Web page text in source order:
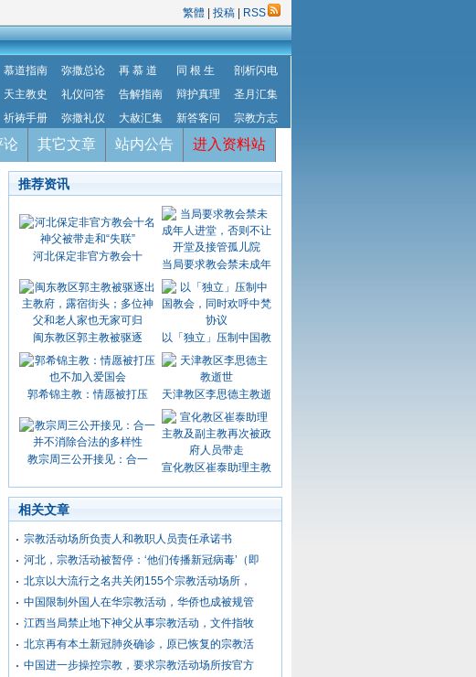
繁體 投稿 RSS
慕道指南 弥撒总论 再 慕 道 同 根 生
剖析闪电
天主教史 礼仪问答 告解指南 辩护真理
圣月汇集
祈祷手册 弥撒礼仪 大赦汇集 新答客问 宗教方志
论 其它文章 站内公告 进入资料站
推荐资讯
河北保定非官方教会十
当局要求教会禁未成年
闽东教区郭主教被驱逐 以「独立」压制中国教
郭希锦主教：情愿被打压 天津教区李思德主教逝
教宗周三公开接见：合一
宣化教区崔泰助理主教
相关文章
宗教活动场所负责人和教职人员责任承诺书
河北，宗教活动被暂停：‘他们传播新冠病毒’（即
北京以大流行之名共关闭155个宗教活动场所，
中国限制外国人在华宗教活动，华侨也成被规管
江西当局禁止地下神父从事宗教活动，文件指牧
北京再有本土新冠肺炎确诊，原已恢复的宗教活
中国进一步操控宗教，要求宗教活动场所按官方